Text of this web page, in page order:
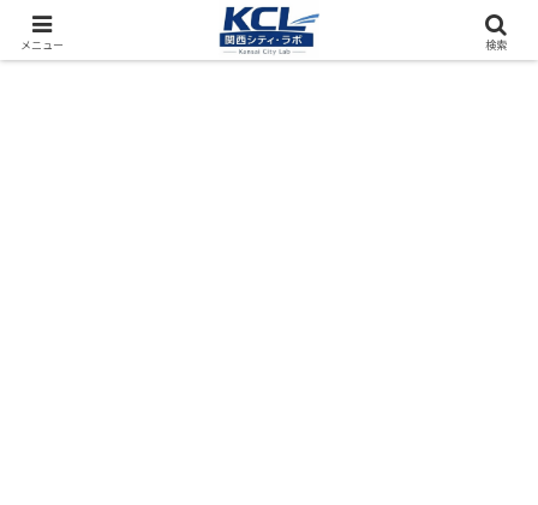
都市再開発をフィールド調査（累計アクセス数4000万PV）
メニュー 検索